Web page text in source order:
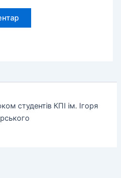
студентів КПІ ім. Ігоря